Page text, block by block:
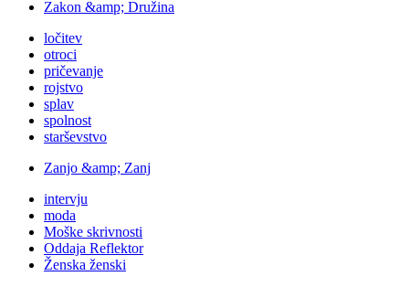
Zakon &amp; Družina
ločitev
otroci
pričevanje
rojstvo
splav
spolnost
starševstvo
Zanjo &amp; Zanj
intervju
moda
Moške skrivnosti
Oddaja Reflektor
Ženska ženski